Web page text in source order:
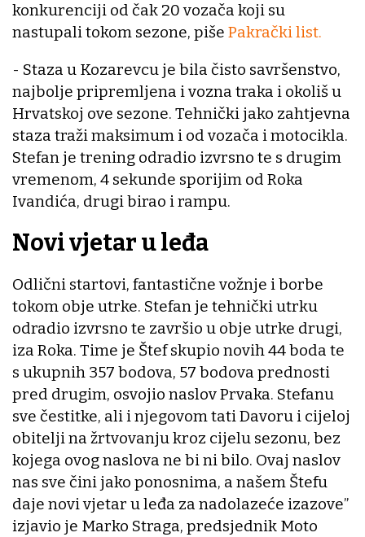
konkurenciji od čak 20 vozača koji su
nastupali tokom sezone, piše Pakrački list.
- Staza u Kozarevcu je bila čisto savršenstvo,
najbolje pripremljena i vozna traka i okoliš u
Hrvatskoj ove sezone. Tehnički jako zahtjevna
staza traži maksimum i od vozača i motocikla.
Stefan je trening odradio izvrsno te s drugim
vremenom, 4 sekunde sporijim od Roka
Ivandića, drugi birao i rampu.
Novi vjetar u leđa
Odlični startovi, fantastične vožnje i borbe
tokom obje utrke. Stefan je tehnički utrku
odradio izvrsno te završio u obje utrke drugi,
iza Roka. Time je Štef skupio novih 44 boda te
s ukupnih 357 bodova, 57 bodova prednosti
pred drugim, osvojio naslov Prvaka. Stefanu
sve čestitke, ali i njegovom tati Davoru i cijeloj
obitelji na žrtvovanju kroz cijelu sezonu, bez
kojega ovog naslova ne bi ni bilo. Ovaj naslov
nas sve čini jako ponosnima, a našem Štefu
daje novi vjetar u leđa za nadolazeće izazove”
izjavio je Marko Straga, predsjednik Moto